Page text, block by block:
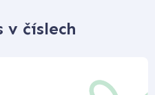
v číslech